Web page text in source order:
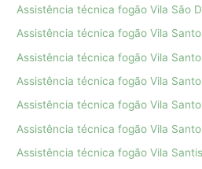
Assistência técnica fogão Vila São
Assistência técnica fogão Vila
Assistência técnica fogão Vila
Assistência técnica fogão Vila
Assistência técnica fogão Vila
Assistência técnica fogão Vila
Assistência técnica fogão Vila